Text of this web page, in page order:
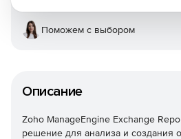
Описание
Zoho ManageEngine Exchange
решение для анализа и создания
Поможем с выбором